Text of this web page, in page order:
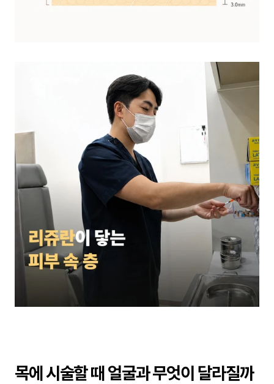
목에 시술할 때 얼굴과 무엇이 달라질까